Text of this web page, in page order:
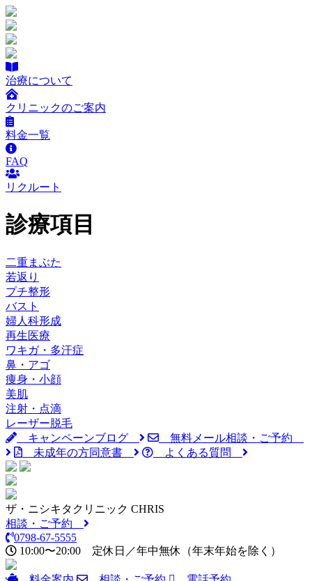
治療について
クリニックのご案内
料金一覧
FAQ
リクルート
診療項目
二重まぶた
若返り
プチ整形
バスト
婦人科形成
再生医療
ワキガ・多汗症
鼻・アゴ
痩身・小顔
美肌
注射・点滴
レーザー脱毛
キャンペーンブログ
無料メール相談・ご予約
未成年の方同意書
よくある質問
ザ・ニシキタクリニック CHRIS
相談・ご予約
0798-67-5555
10:00〜20:00 定休日／年中無休 （年末年始を除く）